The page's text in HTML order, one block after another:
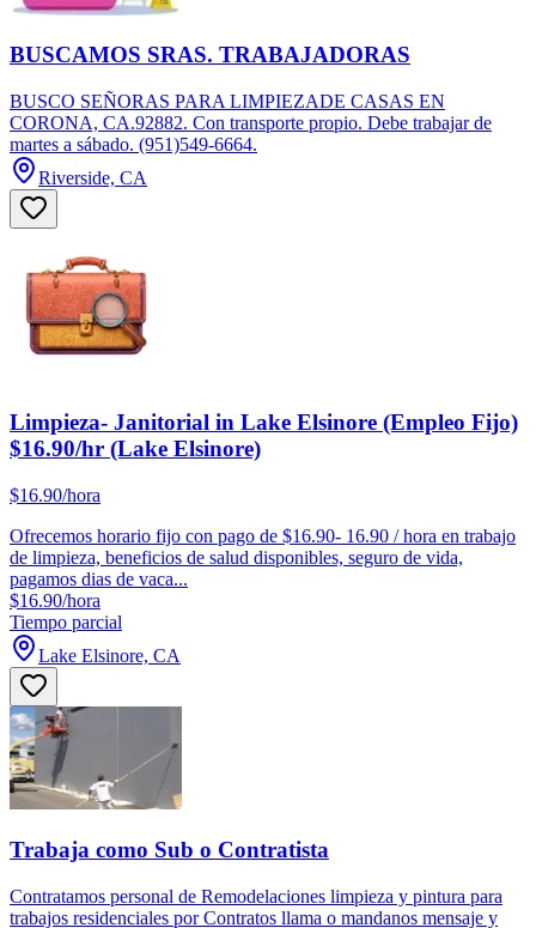
BUSCAMOS SRAS. TRABAJADORAS
BUSCO SEÑORAS PARA LIMPIEZADE CASAS EN
CORONA, CA.92882. Con transporte propio. Debe trabajar de
martes a sábado. (951)549-6664.
Riverside, CA
Limpieza- Janitorial in Lake Elsinore (Empleo Fijo)
$16.90/hr (Lake Elsinore)
$16.90/hora
Ofrecemos horario fijo con pago de $16.90- 16.90 / hora en trabajo
de limpieza, beneficios de salud disponibles, seguro de vida,
pagamos dias de vaca...
$16.90/hora
Tiempo parcial
Lake Elsinore, CA
Trabaja como Sub o Contratista
Contratamos personal de Remodelaciones limpieza y pintura para
trabajos residenciales por Contratos llama o mandanos mensaje y